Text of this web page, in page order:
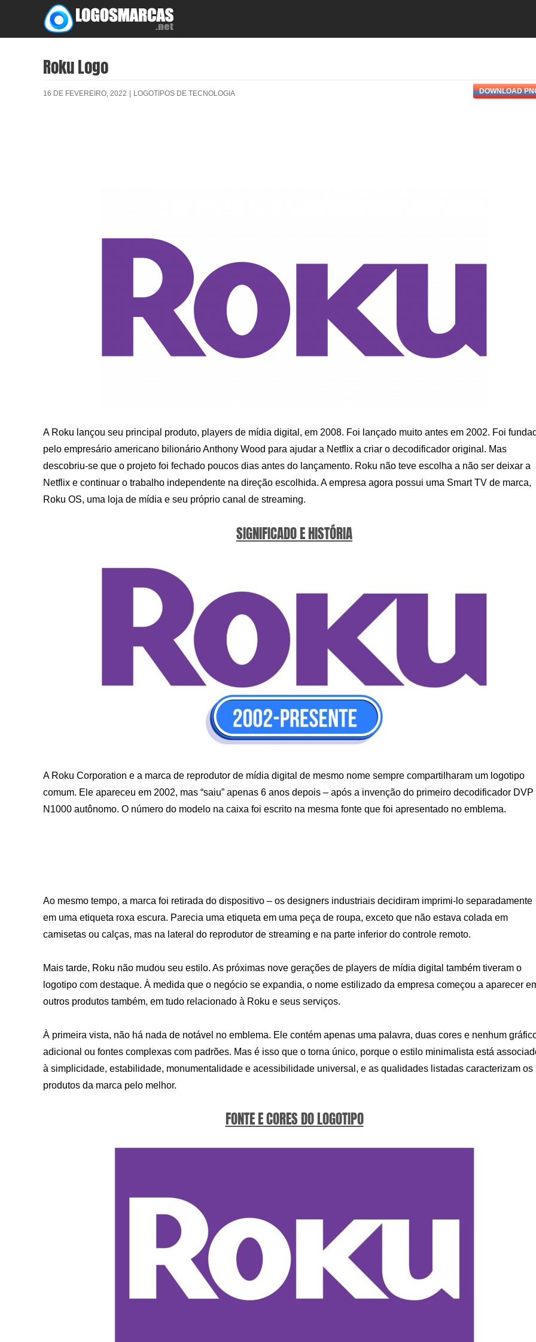
content
Roku Logo
16 DE FEVEREIRO, 2022 | LOGOTIPOS DE TECNOLOGIA DOWNLOAD
A Roku lançou seu principal produto, players de mídia digital, em 2008. Foi lançado muito antes em 2002. Foi
pelo empresário americano bilionário Anthony Wood para ajudar a Netflix a criar o decodificador original. Mas
descobriu-se que o projeto foi fechado poucos dias antes do lançamento. Roku não teve escolha a não ser deixar a
Netflix e continuar o trabalho independente na direção escolhida. A empresa agora possui uma Smart TV de marca,
Roku OS, uma loja de mídia e seu próprio canal de streaming.
SIGNIFICADO E HISTÓRIA
A Roku Corporation e a marca de reprodutor de mídia digital de mesmo nome sempre compartilharam um logotipo
comum. Ele apareceu em 2002, mas “saiu” apenas 6 anos depois – após a invenção do primeiro decodificador DVP
N1000 autônomo. O número do modelo na caixa foi escrito na mesma fonte que foi apresentado no emblema.
Ao mesmo tempo, a marca foi retirada do dispositivo – os designers industriais decidiram imprimi-lo separadamente
em uma etiqueta roxa escura. Parecia uma etiqueta em uma peça de roupa, exceto que não estava colada em
camisetas ou calças, mas na lateral do reprodutor de streaming e na parte inferior do controle remoto.
Mais tarde, Roku não mudou seu estilo. As próximas nove gerações de players de mídia digital também tiveram o
logotipo com destaque. À medida que o negócio se expandia, o nome estilizado da empresa começou a aparecer
outros produtos também, em tudo relacionado à Roku e seus serviços.
À primeira vista, não há nada de notável no emblema. Ele contém apenas uma palavra, duas cores e nenhum
adicional ou fontes complexas com padrões. Mas é isso que o torna único, porque o estilo minimalista está
à simplicidade, estabilidade, monumentalidade e acessibilidade universal, e as qualidades listadas caracterizam os
produtos da marca pelo melhor.
FONTE E CORES DO LOGOTIPO